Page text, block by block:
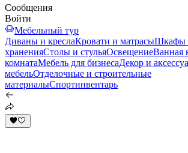
Сообщения
Войти
Мебельный тур
Диваны и креслаКровати и матрасыШкафы
храненияСтолы и стульяОсвещениеВанная
комнатаМебель для бизнесаДекор и
мебельОтделочные и строительные
материалыСпортинвентарь